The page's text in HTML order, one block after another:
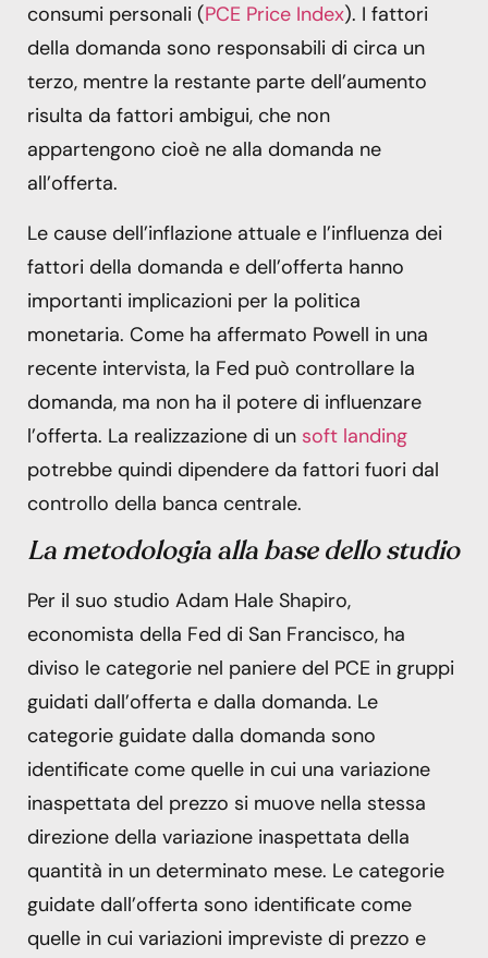
consumi personali (PCE Price Index). I fattori
della domanda sono responsabili di circa un
terzo, mentre la restante parte dell’aumento
risulta da fattori ambigui, che non
appartengono cioè ne alla domanda ne
all’offerta.
Le cause dell’inflazione attuale e l’influenza dei
fattori della domanda e dell’offerta hanno
importanti implicazioni per la politica
monetaria. Come ha affermato Powell in una
recente intervista, la Fed può controllare la
domanda, ma non ha il potere di influenzare
l’offerta. La realizzazione di un soft landing
potrebbe quindi dipendere da fattori fuori dal
controllo della banca centrale.
La metodologia alla base dello studio
Per il suo studio Adam Hale Shapiro,
economista della Fed di San Francisco, ha
diviso le categorie nel paniere del PCE in gruppi
guidati dall’offerta e dalla domanda. Le
categorie guidate dalla domanda sono
identificate come quelle in cui una variazione
inaspettata del prezzo si muove nella stessa
direzione della variazione inaspettata della
quantità in un determinato mese. Le categorie
guidate dall’offerta sono identificate come
quelle in cui variazioni impreviste di prezzo e